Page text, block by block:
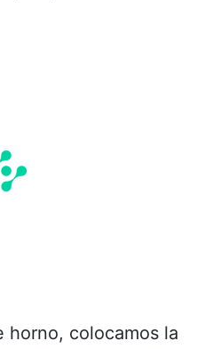
horno, colocamos la